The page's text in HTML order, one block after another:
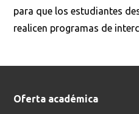
para que los estudiantes
realicen programas de
Oferta académica